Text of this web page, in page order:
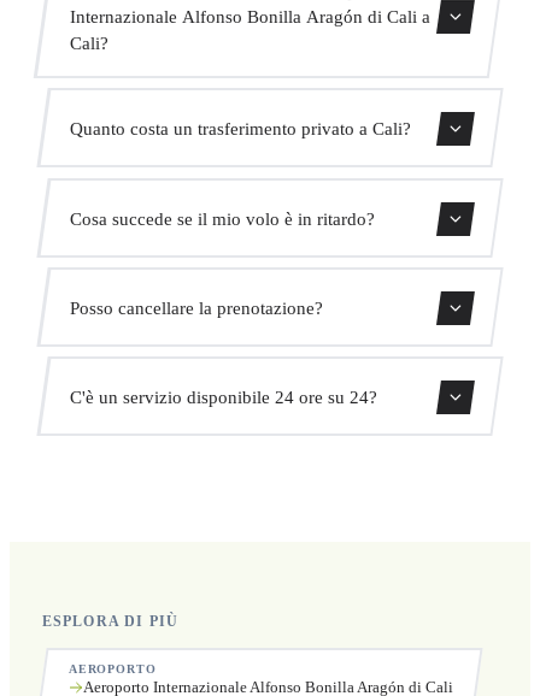
Internazionale Alfonso Bonilla Aragón di Cali a
Cali?
Quanto costa un trasferimento privato a Cali?
prezzo fisso immediato. Senza costi nascosti.
Cosa succede se il mio volo è in ritardo?
adatterà automaticamente l'orario di ritiro senza costi
aggiuntivi.
Posso cancellare la prenotazione?
Sì, puoi cancellare gratuitamente fino a 24 ore prima del
ritiro.
C'è un servizio disponibile 24 ore su 24?
ESPLORA DI PIÙ
AEROPORTO
Aeroporto Internazionale Alfonso Bonilla Aragón di Cali